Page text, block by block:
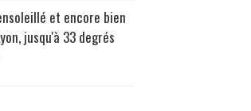
et encore bien
jusqu'à 33 degrés